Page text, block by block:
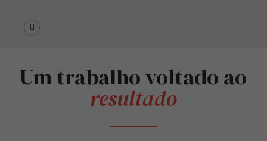
Um trabalho voltado ao
resultado